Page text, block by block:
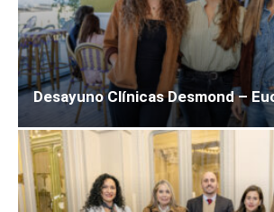
Desayuno Clínicas Desmond –